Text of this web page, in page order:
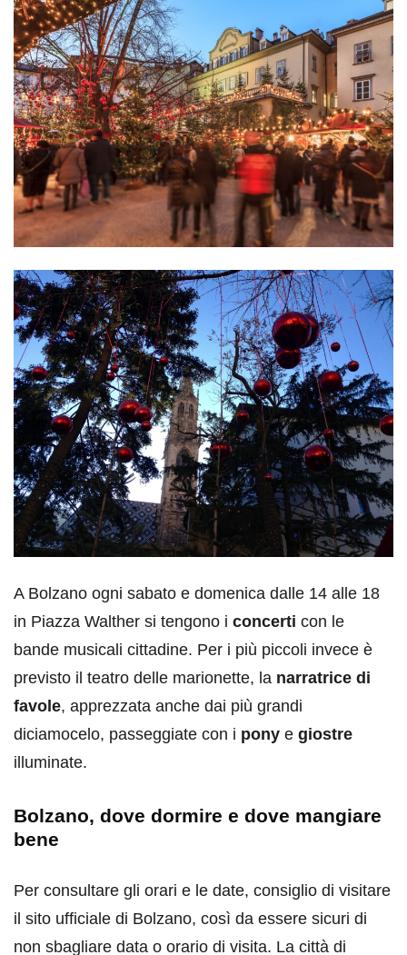
A Bolzano ogni sabato e domenica dalle 14 alle 18
in Piazza Walther si tengono i concerti con le
bande musicali cittadine. Per i più piccoli invece è
previsto il teatro delle marionette, la narratrice di
favole, apprezzata anche dai più grandi
diciamocelo, passeggiate con i pony e giostre
illuminate.
Bolzano, dove dormire e dove mangiare
bene
Per consultare gli orari e le date, consiglio di visitare
il sito ufficiale di Bolzano, così da essere sicuri di
non sbagliare data o orario di visita. La città di